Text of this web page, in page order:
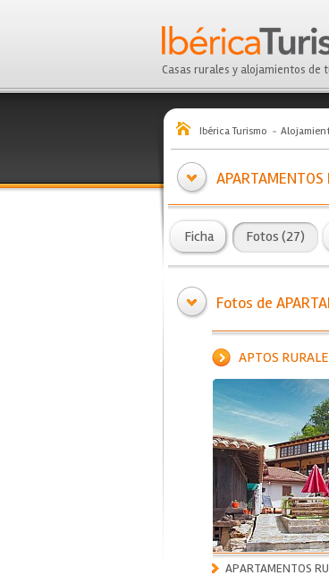
Casas rurales y alojamientos de
Ibérica Turismo
APARTAMENTOS
Ficha Fotos (27)
Fotos de
APTOS
APARTAMENTOS